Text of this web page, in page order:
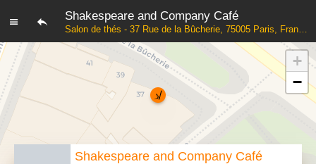
Shakespeare and Company Café
Salon de thés - 37 Rue de la Bûcherie, 75005 Paris, France
Shakespeare and Company Café
+
−